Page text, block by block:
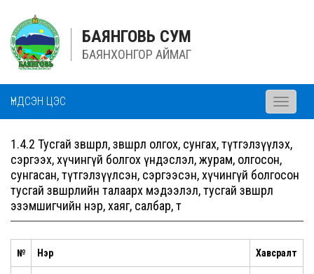
БАЯНГОВЬ СУМ
БАЯНХОНГОР АЙМАГ
ҮНДСЭН ЦЭС
Toggle
1.4.2 Тусгай зөвшөөрөл, зөвшөөрөл олгох, сунгах, түтгэлзүүлэх,
сэргээх, хүчингүй болгох үндэслэл, журам, олгосон,
сунгасан, түтгэлзүүлсэн, сэргээсэн, хүчингүй болгосон
тусгай зөвшөөрлийн талаарх мэдээлэл, тусгай зөвшөөрөл
эзэмшигчийн нэр, хаяг, салбар, тө
№ Нэр Хавсралт